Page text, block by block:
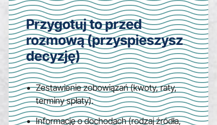
Przygotuj to przed
rozmową (przyspieszysz
decyzję)
Zestawienie zobowiązań (kwoty, raty,
terminy spłaty).
Informację o dochodach (rodzaj źródła,